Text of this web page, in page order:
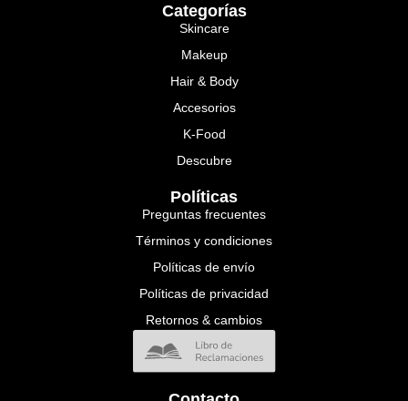
Categorías
Skincare
Makeup
Hair & Body
Accesorios
K-Food
Descubre
Políticas
Preguntas frecuentes
Términos y condiciones
Políticas de envío
Políticas de privacidad
Retornos & cambios